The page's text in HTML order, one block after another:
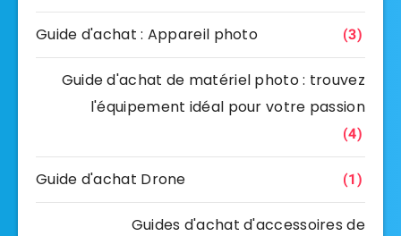
Guide d'achat : Appareil photo (3)
Guide d'achat de matériel photo : trouvez
l'équipement idéal pour votre passion
(4)
Guide d'achat Drone (1)
Guides d'achat d'accessoires de